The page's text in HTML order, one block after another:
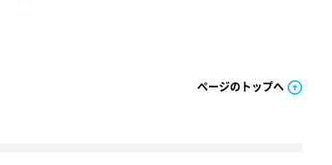
ページのトップへ